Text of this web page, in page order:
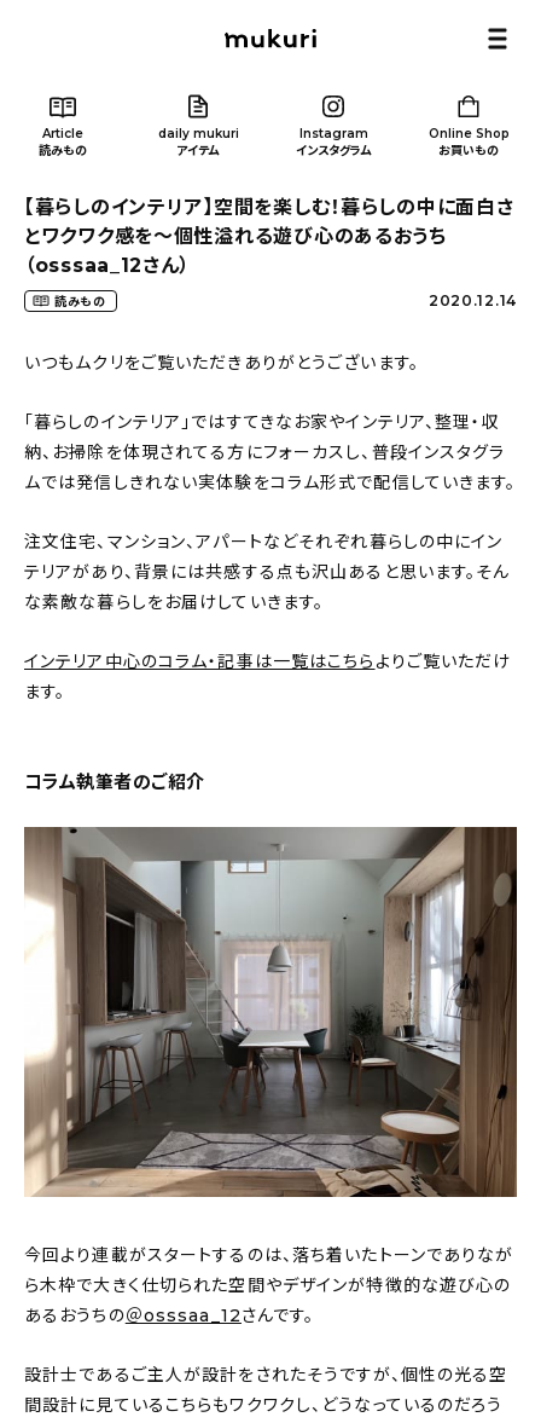
Article
読みもの
daily mukuri
アイテム
Instagram
インスタグラム
Online Shop
お買いもの
新着記事
おすすめの記事
インテリア
daily mukuri/ アイテム
カテゴリー一覧
人気の記事
インテリア
キッチン
【暮らしのインテリア】空間を楽しむ！暮らしの中に面白さ
とワクワク感を〜個性溢れる遊び心のあるおうち
（osssaa_12さん）
読みもの 2020.12.14
いつもムクリをご覧いただきありがとうございます。
「暮らしのインテリア」ではすてきなお家やインテリア、整理・収
納、お掃除を体現されてる方にフォーカスし、普段インスタグラ
ムでは発信しきれない実体験をコラム形式で配信していきます。
注文住宅、マンション、アパートなどそれぞれ暮らしの中にイン
テリアがあり、背景には共感する点も沢山あると思います。そん
な素敵な暮らしをお届けしていきます。
インテリア中心のコラム・記事は一覧はこちら よりご覧いただけ
ます。
コラム執筆者のご紹介
今回より連載がスタートするのは、落ち着いたトーンでありなが
ら木枠で大きく仕切られた空間やデザインが特徴的な遊び心の
あるおうちの＠osssaa_12さんです。
設計士であるご主人が設計をされたそうですが、個性の光る空
間設計に見ているこちらもワクワクし、どうなっているのだろう